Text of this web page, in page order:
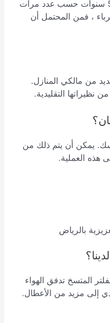
أنت بحاجة إلى تنظيف مكيف الهواء كل 3-5 سنوات حسب عدد مرات
، فمن المحتمل أن
من مالكي المنازل.
يمكن أن يتم ذلك من
هذه العملية.
بالرياض
المتسخ تدفق الهواء
إلى مزيد من الأعطال.